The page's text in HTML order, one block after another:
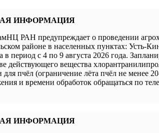
ИНФОРМАЦИЯ
РАН предупреждает о проведении
районе в населенных пунктах: Усть-
период с 4 по 9 августа 2026 года.
действующего вещества
для пчёл (ограничение лёта пчёл не менее
и времени обработок обращаться по
ИНФОРМАЦИЯ